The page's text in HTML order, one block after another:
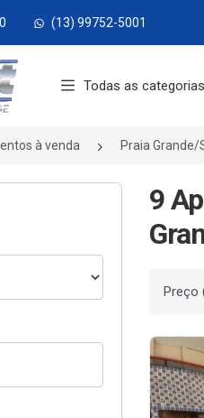
(13) 99752-5001
Todas as categorias
à venda Praia Grande/
9